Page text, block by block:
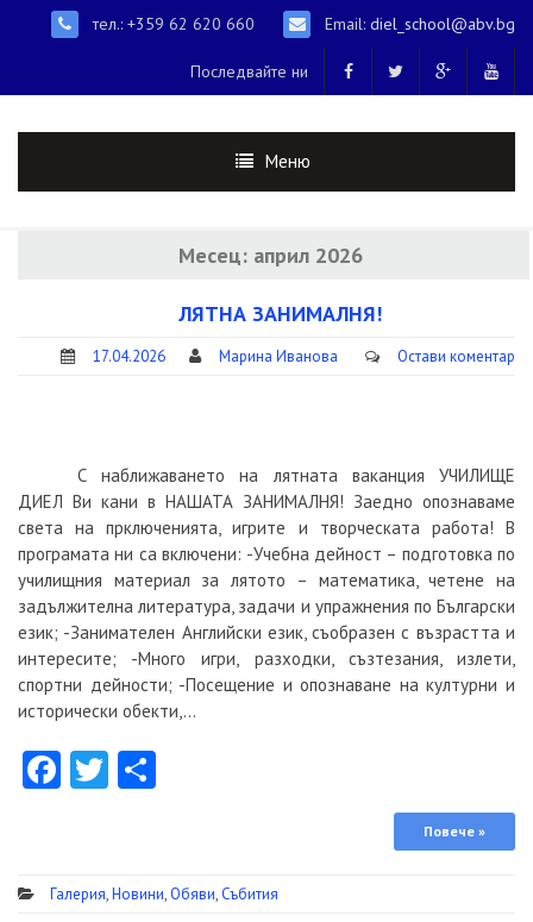
тел.: +359 62 620 660 Email: diel_school@abv.bg
Последвайте ни
Меню
Месец: април 2026
ЛЯТНА ЗАНИМАЛНЯ!
17.04.2026 Марина Иванова Остави коментар
С наближаването на лятната ваканция УЧИЛИЩЕ
ДИЕЛ Ви кани в НАШАТА ЗАНИМАЛНЯ! Заедно опознаваме
света на прключенията, игрите и творческата работа! В
програмата ни са включени: -Учебна дейност – подготовка по
училищния материал за лятото – математика, четене на
задължителна литература, задачи и упражнения по Български
език; -Занимателен Английски език, съобразен с възрастта и
интересите; -Много игри, разходки, съзтезания, излети,
спортни дейности; -Посещение и опознаване на културни и
исторически обекти,…
Facebook
Twitter
Повече »
Галерия,Новини,Обяви, Събития